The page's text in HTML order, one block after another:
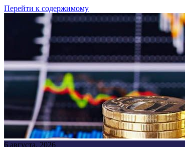
Перейти к содержимому
6 августа, 2026